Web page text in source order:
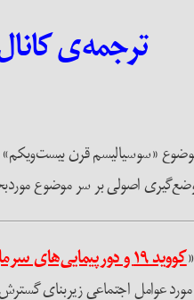
ترجمه‌ی
«سوسیالیسم قرن بیست‌و‌یکم»
اصولی بر سر موضوع
«کووید ۱۹ و دورپیمایی‌های سرمایه
عوامل اجتماعی زیربنای